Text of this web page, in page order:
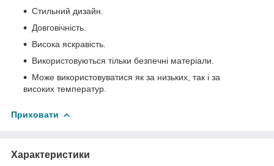
Стильний дизайн.
Довговічність.
Висока яскравість.
Використовуються тільки безпечні матеріали.
Може використовуватися як за низьких, так і за
високих температур.
Приховати
Характеристики